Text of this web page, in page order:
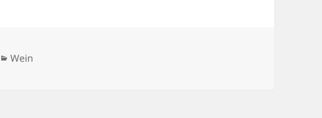
Kategorien
Wein